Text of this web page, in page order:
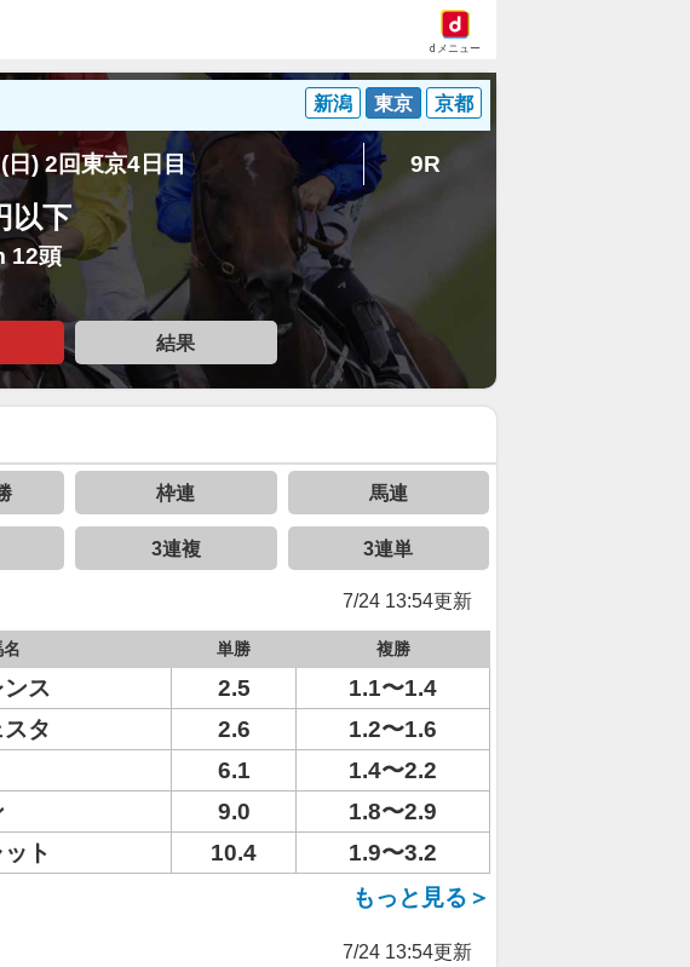
dメニュー
新潟 東京 京都
日) 2回東京4日目 9R
以下
12頭
結果
枠連 馬連
3連複 3連単
7/24 13:54更新
名 単勝 複勝
ス 2.5
1.1〜1.4
タ 2.6
1.2〜1.6
6.1
1.4〜2.2
9.0
1.8〜2.9
ト 10.4
1.9〜3.2
もっと見る＞
7/24 13:54更新